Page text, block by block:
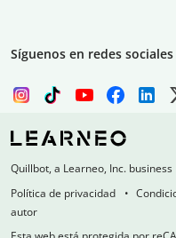
Síguenos en redes sociales
Quillbot, a Learneo, Inc. business
Política de privacidad
autor